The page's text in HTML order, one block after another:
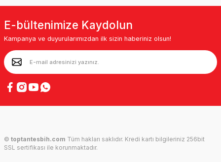
E-bültenimize Kaydolun
Kampanya ve duyurularımızdan ilk sizin haberiniz olsun!
© toptantesbih.com Tüm hakları saklıdır. Kredi kartı bilgileriniz 256bit
SSL sertifikası ile korunmaktadır.